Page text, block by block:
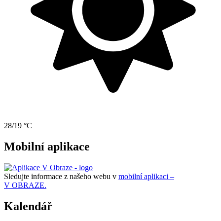
28/19 °C
Mobilní aplikace
Sledujte informace z našeho webu v mobilní aplikaci –
V OBRAZE.
Kalendář